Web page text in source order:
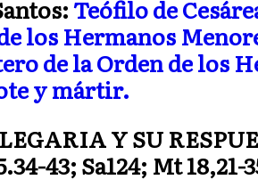
Teófilo de
los Hermanos
de la Orden de los
y mártir.
Y SU
43; Sa124; Mt 18,21-